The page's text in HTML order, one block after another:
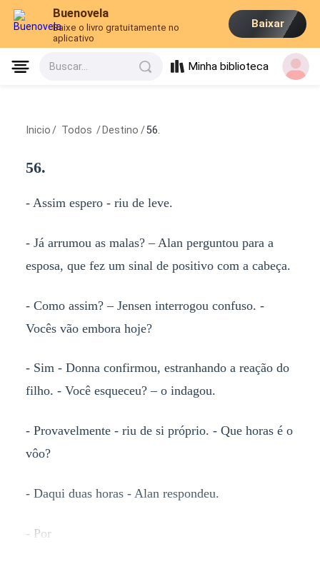
Buenovela
Baixe o livro gratuitamente no
aplicativo
Baixar
Buscar... Minha biblioteca
Inicio / Todos / Destino /56.
56.
- Assim espero - riu de leve.
- Já arrumou as malas? – Alan perguntou para a
esposa, que fez um sinal de positivo com a cabeça.
- Como assim? – Jensen interrogou confuso. -
Vocês vão embora hoje?
- Sim - Donna confirmou, estranhando a reação do
filho. - Você esqueceu? – o indagou.
- Provavelmente - riu de si próprio. - Que horas é o
vôo?
- Daqui duas horas - Alan respondeu.
- Por